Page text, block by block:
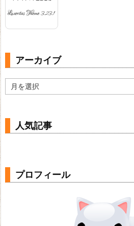
アーカイブ
ー
人気記事
プロフィール